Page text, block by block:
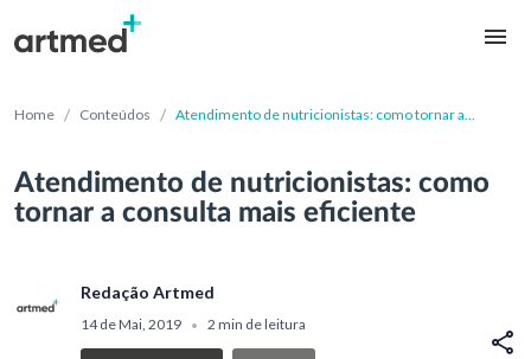
Home / Conteúdos / Atendimento de nutricionistas: como tornar a
Atendimento de nutricionistas: como
tornar a consulta mais eficiente
Redação Artmed
14 de Mai, 2019 • 2 min de leitura